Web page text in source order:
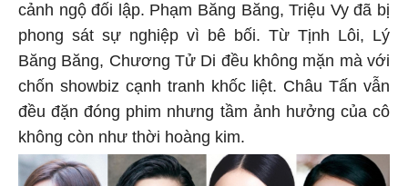
cảnh ngộ đối lập. Phạm Băng Băng, Triệu Vy đã bị
phong sát sự nghiệp vì bê bối. Từ Tịnh Lôi, Lý
Băng Băng, Chương Tử Di đều không mặn mà với
chốn showbiz cạnh tranh khốc liệt. Châu Tấn vẫn
đều đặn đóng phim nhưng tầm ảnh hưởng của cô
không còn như thời hoàng kim.